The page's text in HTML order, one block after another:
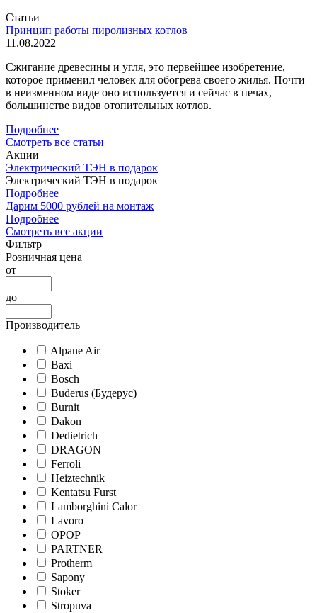
Статьи
Принцип работы пиролизных котлов
11.08.2022
Сжигание древесины и угля, это первейшее изобретение,
которое применил человек для обогрева своего жилья. Почти
в неизменном виде оно используется и сейчас в печах,
большинстве видов отопительных котлов.
Подробнее
Смотреть все статьи
Акции
Электрический ТЭН в подарок
Электрический ТЭН в подарок
Подробнее
Дарим 5000 рублей на монтаж
Подробнее
Смотреть все акции
Фильтр
Розничная цена
от
до
Производитель
Alpane Air
Baxi
Bosch
Buderus (Будерус)
Burnit
Dakon
Dedietrich
DRAGON
Ferroli
Heiztechnik
Kentatsu Furst
Lamborghini Calor
Lavoro
OPOP
PARTNER
Protherm
Sapony
Stoker
Stropuva